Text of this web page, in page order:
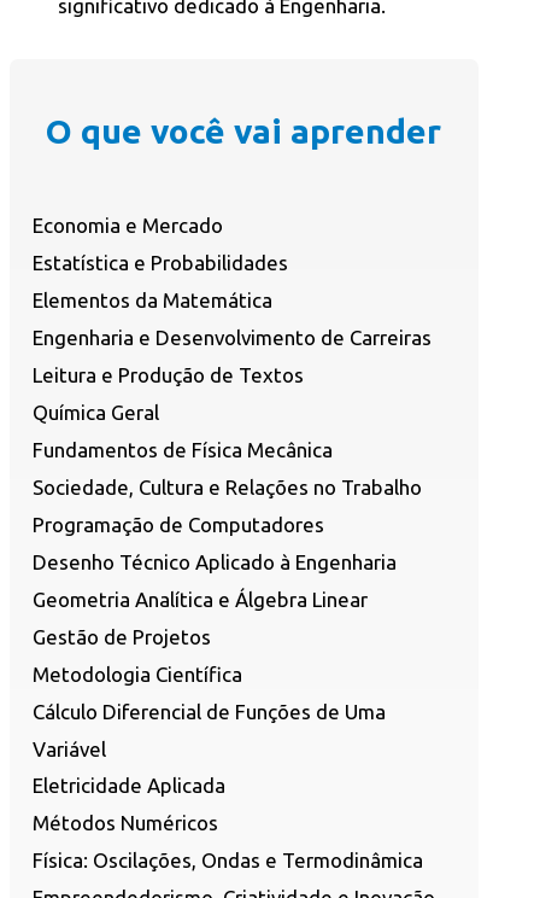
significativo dedicado à Engenharia.
O que você vai aprender
Economia e Mercado
Estatística e Probabilidades
Elementos da Matemática
Engenharia e Desenvolvimento de Carreiras
Leitura e Produção de Textos
Química Geral
Fundamentos de Física Mecânica
Sociedade, Cultura e Relações no Trabalho
Programação de Computadores
Desenho Técnico Aplicado à Engenharia
Geometria Analítica e Álgebra Linear
Gestão de Projetos
Metodologia Científica
Cálculo Diferencial de Funções de Uma
Variável
Eletricidade Aplicada
Métodos Numéricos
Física: Oscilações, Ondas e Termodinâmica